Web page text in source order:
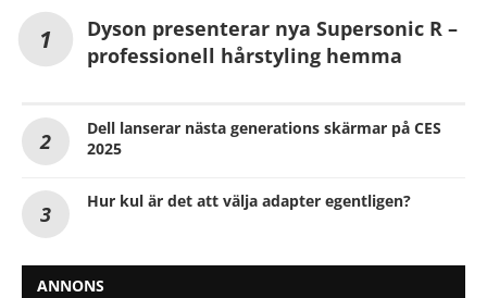
Dyson presenterar nya Supersonic R –
professionell hårstyling hemma
Dell lanserar nästa generations skärmar på CES
2025
Hur kul är det att välja adapter egentligen?
ANNONS